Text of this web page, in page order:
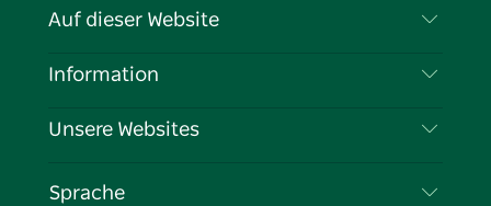
Kontaktieren Sie uns
Cookie-Hinweis
Auf dieser Website
Reiseziele
Veranstaltungen
Information
Reiseinformationen
Unternehmen in NSW
Unsere Websites
Sprache